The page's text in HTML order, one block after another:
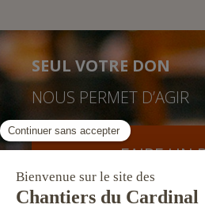
SEUL VOTRE DON
NOUS PERMET D’AGIR
FAIRE UN